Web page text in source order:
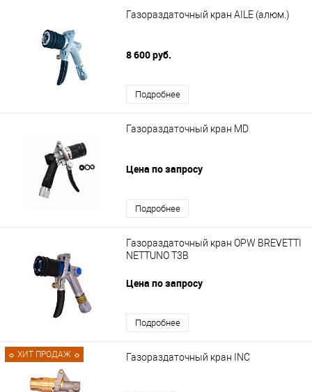
Газораздаточный кран AILE (алюм.)
8 600 руб.
Подробнее
Газораздаточный кран MD
Цена по запросу
Подробнее
Газораздаточный кран OPW BREVETTI
NETTUNO T3B
Цена по запросу
Подробнее
☼ ХИТ ПРОДАЖ ☼ Газораздаточный кран INC